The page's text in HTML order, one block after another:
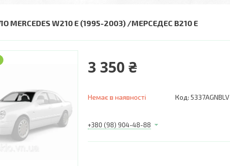
MERCEDES W210 E (1995-2003) /МЕРСЕДЕС В210 Е
3 350 ₴
Немає в наявності Код: 5337AGNBLV
+380 (98) 904-48-88